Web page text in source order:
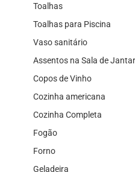
Toalhas
Toalhas para Piscina
Vaso sanitário
Assentos na Sala de Jantar
Copos de Vinho
Cozinha americana
Cozinha Completa
Fogão
Forno
Geladeira